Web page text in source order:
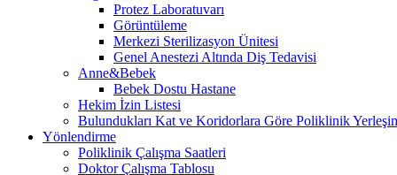
Protez Laboratuvarı
Görüntüleme
Merkezi Sterilizasyon Ünitesi
Genel Anestezi Altında Diş Tedavisi
Anne&Bebek
Bebek Dostu Hastane
Hekim İzin Listesi
Bulundukları Kat ve Koridorlara Göre Poliklinik
Yönlendirme
Poliklinik Çalışma Saatleri
Doktor Çalışma Tablosu